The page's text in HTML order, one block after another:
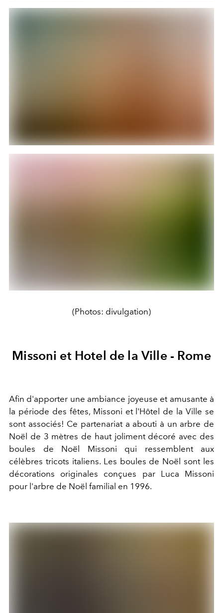
(Photos: divulgation)
Missoni et Hotel de la Ville - Rome
Afin d'apporter une ambiance joyeuse et amusante à
la période des fêtes, Missoni et l'Hôtel de la Ville se
sont associés! Ce partenariat a abouti à un arbre de
Noël de 3 mètres de haut joliment décoré avec des
boules de Noël Missoni qui ressemblent aux
célèbres tricots italiens. Les boules de Noël sont les
décorations originales conçues par Luca Missoni
pour l'arbre de Noël familial en 1996.